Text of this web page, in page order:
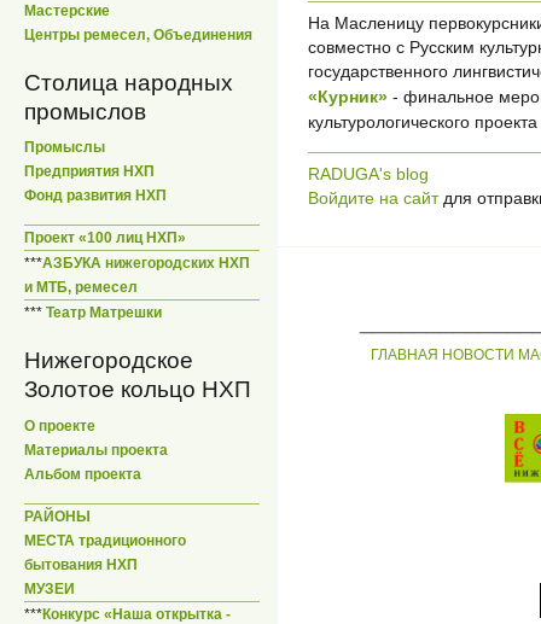
Мастерские
Центры ремесел, Объединения
Столица народных
промыслов
Промыслы
Предприятия НХП
Фонд развития НХП
Проект «100 лиц НХП»
***АЗБУКА нижегородских НХП
и МТБ, ремесел
*** Театр Матрешки
Нижегородское
Золотое кольцо НХП
О проекте
Материалы проекта
Альбом проекта
РАЙОНЫ
МЕСТА традиционного
бытования НХП
МУЗЕИ
***Конкурс «Наша открытка -
На Масленицу
совместно с Русским
государственного
«Курник» - финальное
культурологического
RADUGA's blog
Войдите на сайтдля
ГЛАВНАЯ НОВОСТИ